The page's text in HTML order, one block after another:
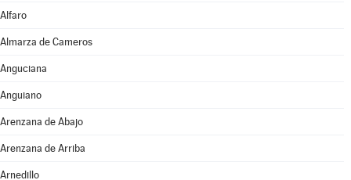
Alfaro
Almarza de Cameros
Anguciana
Anguiano
Arenzana de Abajo
Arenzana de Arriba
Arnedillo